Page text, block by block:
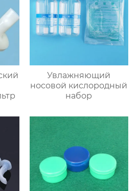
Увлажняющий
носовой кислородный
набор